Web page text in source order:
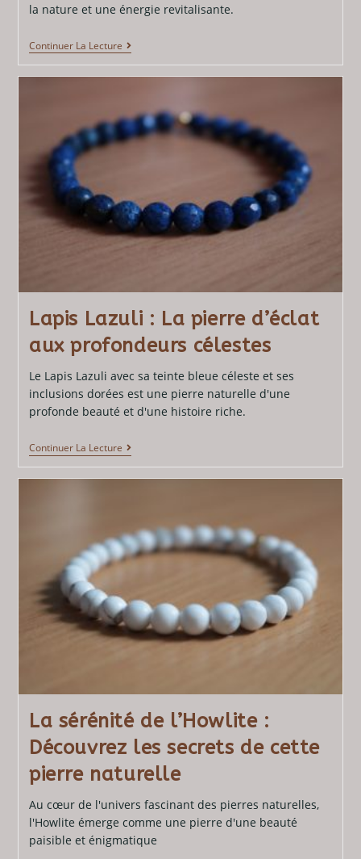
la nature et une énergie revitalisante.
Continuer La Lecture
Lapis Lazuli : La pierre d’éclat
aux profondeurs célestes
Le Lapis Lazuli avec sa teinte bleue céleste et ses
inclusions dorées est une pierre naturelle d'une
profonde beauté et d'une histoire riche.
Continuer La Lecture
La sérénité de l’Howlite :
Découvrez les secrets de cette
pierre naturelle
Au cœur de l'univers fascinant des pierres naturelles,
l'Howlite émerge comme une pierre d'une beauté
paisible et énigmatique